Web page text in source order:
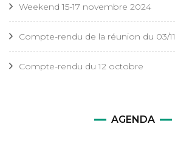
Weekend 15-17 novembre 2024
Compte-rendu de la réunion du 03/11
Compte-rendu du 12 octobre
AGENDA